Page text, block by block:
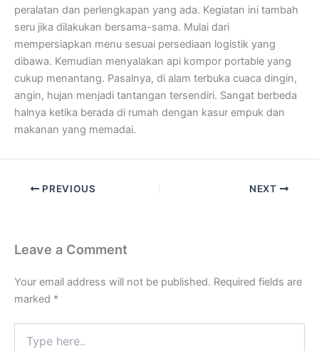
peralatan dan perlengkapan yang ada. Kegiatan ini tambah
seru jika dilakukan bersama-sama. Mulai dari
mempersiapkan menu sesuai persediaan logistik yang
dibawa. Kemudian menyalakan api kompor portable yang
cukup menantang. Pasalnya, di alam terbuka cuaca dingin,
angin, hujan menjadi tantangan tersendiri. Sangat berbeda
halnya ketika berada di rumah dengan kasur empuk dan
makanan yang memadai.
PREVIOUS NEXT
Leave a Comment
Your email address will not be published. Required fields are
marked *
here..